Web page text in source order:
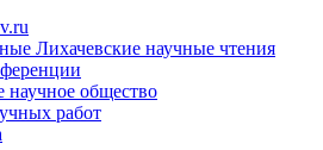
Лихачевские научные чтения
научное общество
работ